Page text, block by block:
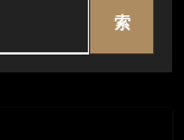
索